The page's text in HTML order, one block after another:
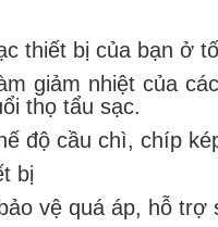
thiết bị của bạn ở
giảm nhiệt của
thọ tẩu sạc.
độ cầu chì, chíp
bị
vệ quá áp, hỗ